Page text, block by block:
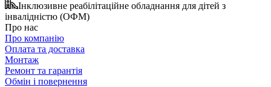
Інклюзивне реабілітаційне обладнання для дітей з
інвалідністю (ОФМ)
Про нас
Про компанію
Оплата та доставка
Монтаж
Ремонт та гарантія
Обмін і повернення